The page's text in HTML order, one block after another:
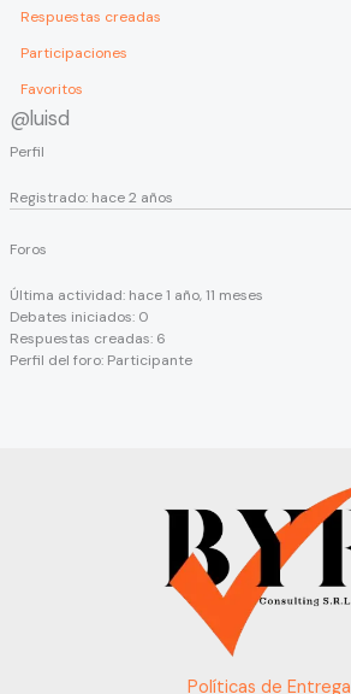
Respuestas creadas
Participaciones
Favoritos
@luisd
Perfil
Registrado: hace 2 años
Foros
Última actividad: hace 1 año, 11 meses
Debates iniciados: 0
Respuestas creadas: 6
Perfil del foro: Participante
Políticas de Entrega